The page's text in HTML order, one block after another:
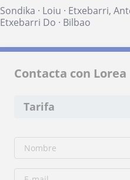
Sondika · Loiu · Etxebarri,
Etxebarri Do · Bilbao
Contacta con Lorea
Tarifa